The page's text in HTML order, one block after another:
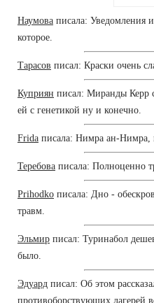
Наумова писала: Уведомления
которое.
Тарасов писал: Краски очень
Куприян писал: Миранды Керр
ей с генетикой ну и конечно.
Frida писала: Нимра ан-Нимра,
Теребова писала: Полноценно
Prihodko писала: Дно -
травм.
Эльмир писал: Туринабол
было.
Эдуард писал: Об этом
противоборствующих лагерей